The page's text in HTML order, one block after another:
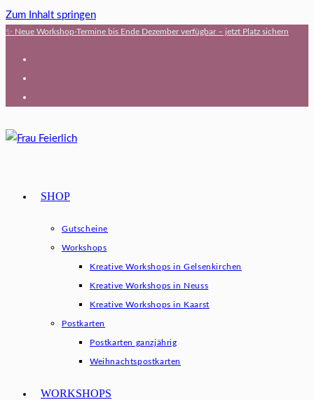
Zum Inhalt springen
✨ Neue Workshop-Termine bis Ende Dezember verfügbar – jetzt Platz sichern
SHOP
Gutscheine
Workshops
Kreative Workshops in Gelsenkirchen
Kreative Workshops in Neuss
Kreative Workshops in Kaarst
Postkarten
Postkarten ganzjährig
Weihnachtspostkarten
WORKSHOPS